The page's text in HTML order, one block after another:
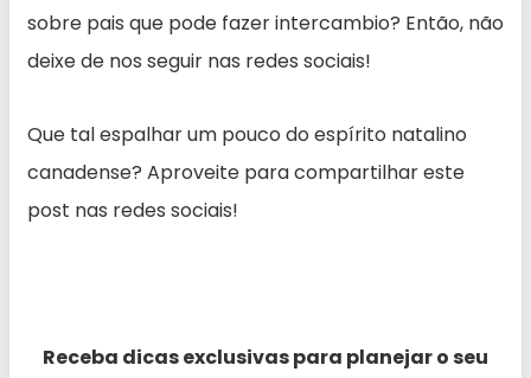
sobre pais que pode fazer intercambio? Então, não
deixe de nos seguir nas redes sociais!
Que tal espalhar um pouco do espírito natalino
canadense? Aproveite para compartilhar este
post nas redes sociais!
Receba dicas exclusivas para planejar o seu